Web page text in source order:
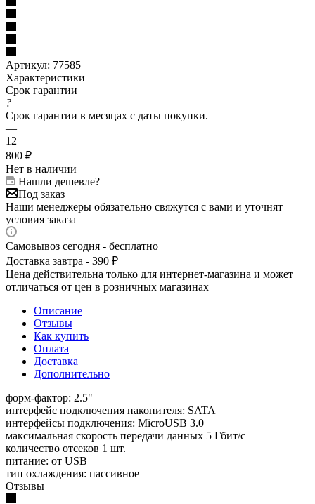
Артикул: 77585
Характеристики
Срок гарантии
?
Срок гарантии в месяцах с даты покупки.
—
12
800 ₽
Нет в наличии
Нашли дешевле?
Под заказ
Наши менеджеры обязательно свяжутся с вами и уточнят
условия заказа
Самовывоз сегодня - бесплатно
Доставка завтра - 390 ₽
Цена действительна только для интернет-магазина и может
отличаться от цен в розничных магазинах
Описание
Отзывы
Как купить
Оплата
Доставка
Дополнительно
форм-фактор: 2.5"
интерфейс подключения накопителя: SATA
интерфейсы подключения: MicroUSB 3.0
максимальная скорость передачи данных 5 Гбит/с
количество отсеков 1 шт.
питание: от USB
тип охлаждения: пассивное
Отзывы